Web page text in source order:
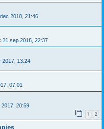
2018, 21:46
21 sep 2018, 22:37
2017, 13:24
07:01
2017, 20:59
1 2